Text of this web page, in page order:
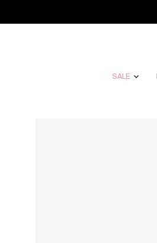
SALE